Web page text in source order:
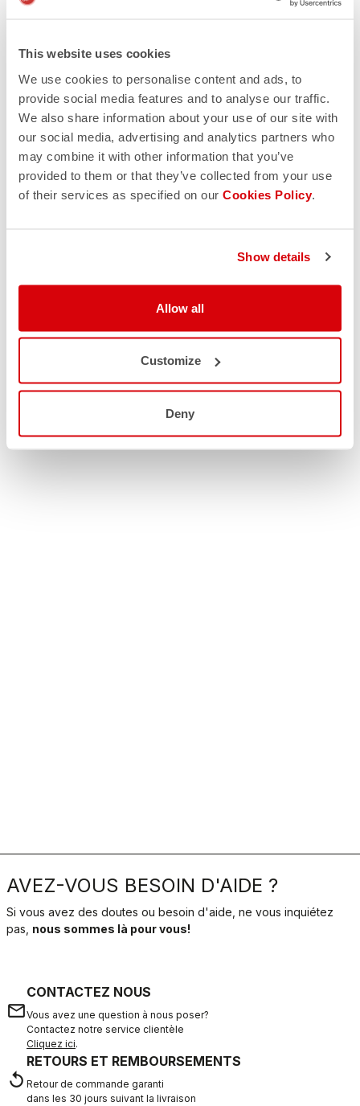
This website uses cookies
We use cookies to personalise content and ads, to
provide social media features and to analyse our traffic.
We also share information about your use of our site with
our social media, advertising and analytics partners who
may combine it with other information that you’ve
provided to them or that they’ve collected from your use
of their services as specified on our Cookies Policy.
Show details
Allow all
Customize
Deny
AVEZ-VOUS BESOIN D'AIDE ?
Si vous avez des doutes ou besoin d'aide, ne vous inquiétez
pas, nous sommes là pour vous!
email
CONTACTEZ NOUS
Vous avez une question à nous poser?
Contactez notre service clientèle
Cliquez ici.
replay
RETOURS ET REMBOURSEMENTS
Retour de commande garanti
dans les 30 jours suivant la livraison